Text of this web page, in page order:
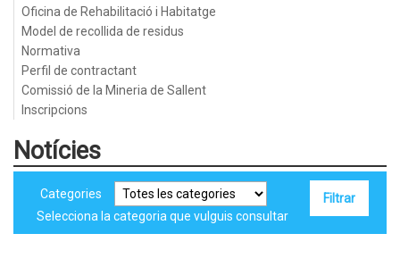
Oficina de Rehabilitació i Habitatge
Model de recollida de residus
Normativa
Perfil de contractant
Comissió de la Mineria de Sallent
Inscripcions
Notícies
Categories
Selecciona la categoria que vulguis consultar